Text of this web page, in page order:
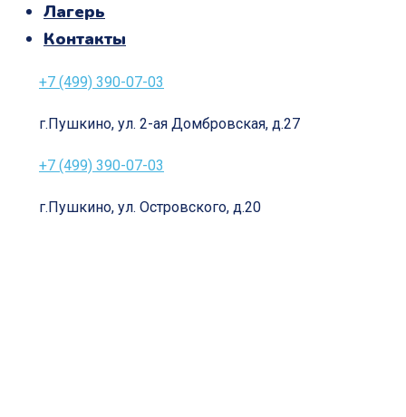
Лагерь
Контакты
+7 (499) 390-07-03
г.Пушкино, ул. 2-ая Домбровская, д.27
+7 (499) 390-07-03
г.Пушкино, ул. Островского, д.20